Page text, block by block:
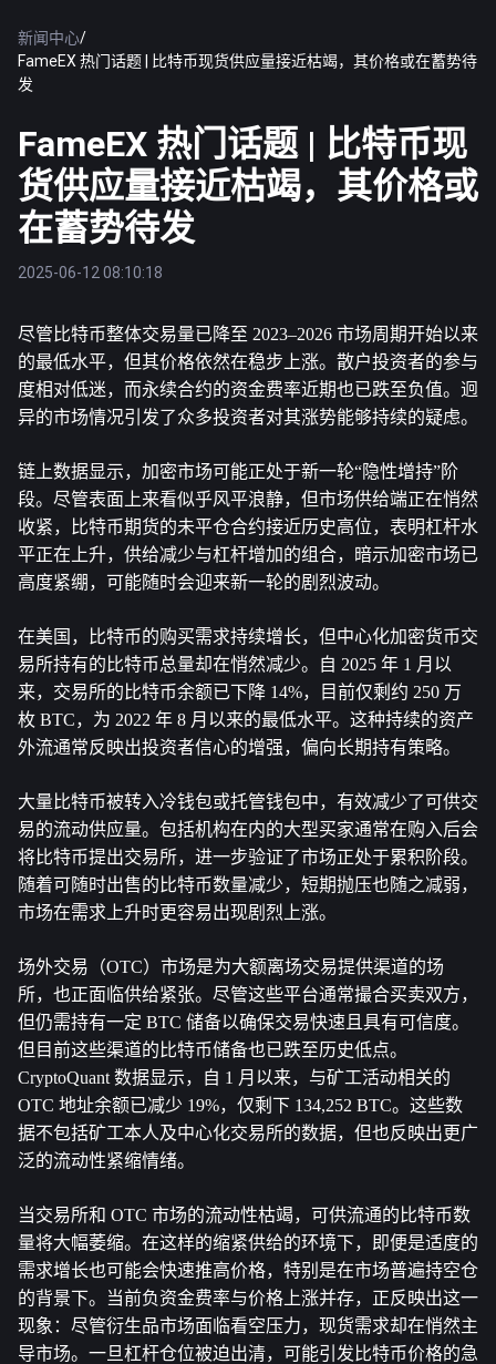
新闻中心/
FameEX 热门话题 | 比特币现货供应量接近枯竭，其价格或在蓄势待
发
FameEX 热门话题 | 比特币现
货供应量接近枯竭，其价格或
在蓄势待发
2025-06-12 08:10:18
尽管 比特币整体交易量已降至 2023–2026 市场周期开始以来
的最低水平，但其价格依然在稳步上涨。散户投资者的参与
度相对低迷，而永续合约的资金费率近期也已跌至负值。迥
异的市场情况引发了众多投资者对其涨势能够持续的疑虑。
链上数据显示，加密市场可能正处于新一轮“隐性增持”阶
段。尽管表面上来看似乎风平浪静，但市场供给端正在悄然
收紧，比特币期货的未平仓合约接近历史高位，表明杠杆水
平正在上升，供给减少与杠杆增加的组合，暗示加密市场已
高度紧绷，可能随时会迎来新一轮的剧烈波动。
在美国，比特币的购买需求持续增长，但中心化加密货币交
易所持有的比特币总量却在悄然减少。自 2025 年 1 月以
来，交易所的比特币余额已下降 14%，目前仅剩约 250 万
枚 BTC，为 2022 年 8 月以来的最低水平。这种持续的资产
外流通常反映出投资者信心的增强，偏向长期持有策略。
大量比特币被转入冷钱包或托管钱包中，有效减少了可供交
易的流动供应量。包括机构在内的大型买家通常在购入后会
将比特币提出交易所，进一步验证了市场正处于累积阶段。
随着可随时出售的比特币数量减少，短期抛压也随之减弱，
市场在需求上升时更容易出现剧烈上涨。
场外交易（OTC）市场是为大额离场交易提供渠道的场
所，也正面临供给紧张。尽管这些平台通常撮合买卖双方，
但仍需持有一定 BTC 储备以确保交易快速且具有可信度。
但目前这些渠道的比特币储备也已跌至历史低点。
CryptoQuant 数据显示，自 1 月以来，与矿工活动相关的
OTC 地址余额已减少 19%，仅剩下 134,252 BTC。这些数
据不包括矿工本人及中心化交易所的数据，但也反映出更广
泛的流动性紧缩情绪。
当交易所和 OTC 市场的流动性枯竭，可供流通的比特币数
量将大幅萎缩。在这样的缩紧供给的环境下，即便是适度的
需求增长也可能会快速推高价格，特别是在市场普遍持空仓
的背景下。当前负资金费率与价格上涨并存，正反映出这一
现象：尽管衍生品市场面临看空压力，现货需求却在悄然主
导市场。一旦杠杆仓位被迫出清，可能引发比特币价格的急